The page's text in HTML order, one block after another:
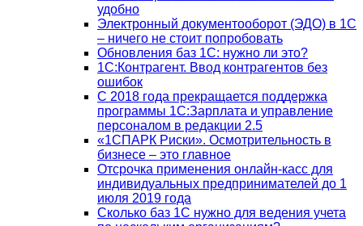
удобно
Электронный документооборот (ЭДО) в 1С
– ничего не стоит попробовать
Обновления баз 1С: нужно ли это?
1С:Контрагент. Ввод контрагентов без
ошибок
С 2018 года прекращается поддержка
программы 1С:Зарплата и управление
персоналом в редакции 2.5
«1СПАРК Риски». Осмотрительность в
бизнесе – это главное
Отсрочка применения онлайн-касс для
индивидуальных предпринимателей до 1
июля 2019 года
Сколько баз 1C нужно для ведения учета